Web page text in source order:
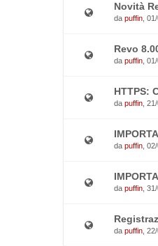
Novità
da puffin ,
Revo
da puffin ,
HTTPS:
da puffin ,
da puffin ,
da puffin ,
da puffin ,